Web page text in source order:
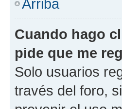
Arriba
Cuando hago
pide que me
Solo usuarios
través del foro,